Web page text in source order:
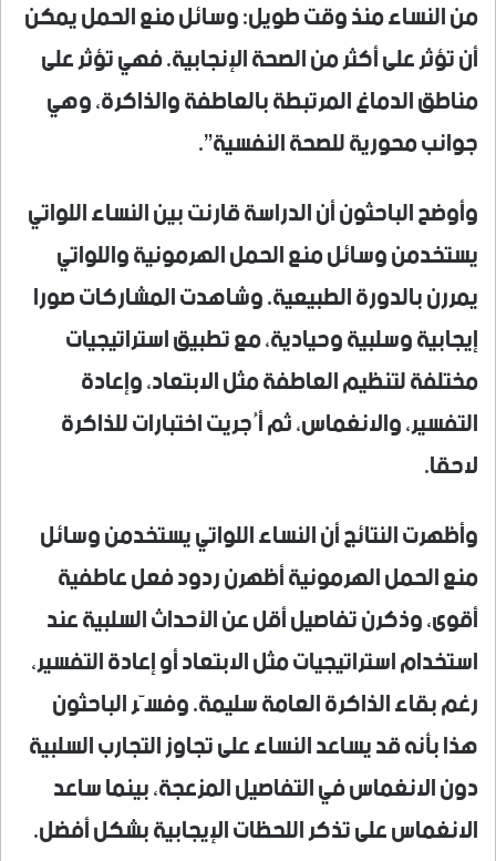
من النساء منذ وقت طويل: وسائل منع الحمل يمكن
أن تؤثر على أكثر من الصحة الإنجابية. فهي تؤثر على
مناطق الدماغ المرتبطة بالعاطفة والذاكرة، وهي
جوانب محورية للصحة النفسية”.
وأوضح الباحثون أن الدراسة قارنت بين النساء اللواتي
يستخدمن وسائل منع الحمل الهرمونية واللواتي
يمررن بالدورة الطبيعية. وشاهدت المشاركات صورا
إيجابية وسلبية وحيادية، مع تطبيق استراتيجيات
مختلفة لتنظيم العاطفة مثل الابتعاد، وإعادة
التفسير، والانغماس، ثم أُجريت اختبارات للذاكرة
لاحقا.
وأظهرت النتائج أن النساء اللواتي يستخدمن وسائل
منع الحمل الهرمونية أظهرن ردود فعل عاطفية
أقوى، وذكرن تفاصيل أقل عن الأحداث السلبية عند
استخدام استراتيجيات مثل الابتعاد أو إعادة التفسير،
رغم بقاء الذاكرة العامة سليمة. وفسّر الباحثون
هذا بأنه قد يساعد النساء على تجاوز التجارب السلبية
دون الانغماس في التفاصيل المزعجة، بينما ساعد
الانغماس على تذكر اللحظات الإيجابية بشكل أفضل.